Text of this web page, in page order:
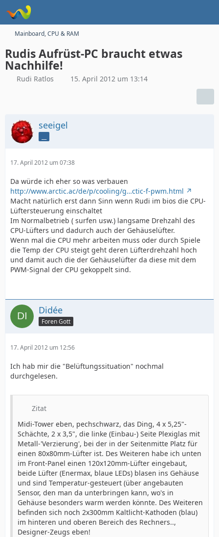
Mainboard, CPU & RAM
Rudis Aufrüst-PC braucht etwas
Nachhilfe!
Rudi Ratlos 15. April 2012 um 13:14
seeigel
17. April 2012 um 07:38
Da würde ich eher so was verbauen
http://www.arctic.ac/de/p/cooling/g…ctic-f-pwm.html
Macht natürlich erst dann Sinn wenn Rudi im bios die CPU-
Lüftersteuerung einschaltet
Im Normalbetrieb ( surfen usw.) langsame Drehzahl des
CPU-Lüfters und dadurch auch der Gehäuselüfter.
Wenn mal die CPU mehr arbeiten muss oder durch Spiele
die Temp der CPU steigt geht deren Lüfterdrehzahl hoch
und damit auch die der Gehäuselüfter da diese mit dem
PWM-Signal der CPU gekoppelt sind.
Didée
Foren Gott
17. April 2012 um 12:56
Ich hab mir die "Belüftungssituation" nochmal
durchgelesen.
Zitat
Midi-Tower eben, pechschwarz, das Ding, 4 x 5,25"-
Schächte, 2 x 3,5", die linke (Einbau-) Seite Plexiglas mit
Metall-'Verzierung', bei der in der Seitenmitte Platz für
einen 80x80mm-Lüfter ist. Des Weiteren habe ich unten
im Front-Panel einen 120x120mm-Lüfter eingebaut,
beide Lüfter (Enermax, blaue LEDs) blasen ins Gehäuse
und sind Temperatur-gesteuert (über angebauten
Sensor, den man da unterbringen kann, wo's in
Gehäuse besonders warm werden könnte. Des Weiteren
befinden sich noch 2x300mm Kaltlicht-Kathoden (blau)
im hinteren und oberen Bereich des Rechners..,
Designer-Zeugs eben!